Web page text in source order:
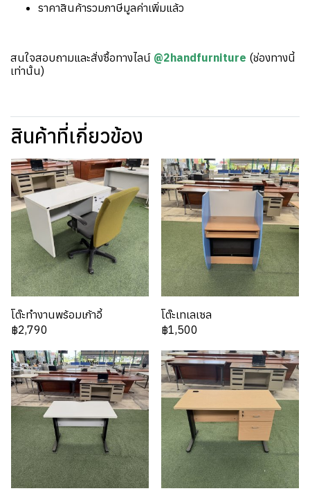
ราคาสินค้ารวมภาษีมูลค่าเพิ่มแล้ว
สนใจสอบถามและสั่งซื้อทางไลน์ @2handfurniture (ช่องทางนี้
เท่านั้น)
สินค้าที่เกี่ยวข้อง
โต๊ะทำงานพร้อมเก้าอี้
฿2,790
โต๊ะเทเลเซล
฿1,500